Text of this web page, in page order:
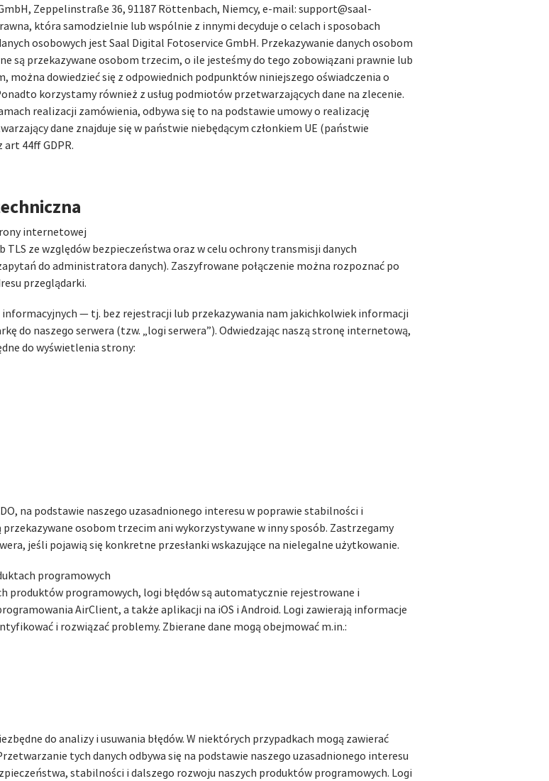
Zeppelinstraße 36, 91187 Röttenbach, Niemcy, e-mail: support@saal-
która samodzielnie lub wspólnie z innymi decyduje o celach i sposobach
osobowych jest Saal Digital Fotoservice GmbH. Przekazywanie danych osobom
są przekazywane osobom trzecim, o ile jesteśmy do tego zobowiązani prawnie lub
można dowiedzieć się z odpowiednich podpunktów niniejszego oświadczenia o
korzystamy również z usług podmiotów przetwarzających dane na zlecenie.
realizacji zamówienia, odbywa się to na podstawie umowy o realizację
dane znajduje się w państwie niebędącym członkiem UE (państwie
44ff GDPR.
internetowej
ze względów bezpieczeństwa oraz w celu ochrony transmisji danych
do administratora danych). Zaszyfrowane połączenie można rozpoznać po
przeglądarki.
informacyjnych — tj. bez rejestracji lub przekazywania nam jakichkolwiek informacji
do naszego serwera (tzw. „logi serwera”). Odwiedzając naszą stronę internetową,
do wyświetlenia strony:
na podstawie naszego uzasadnionego interesu w poprawie stabilności i
osobom trzecim ani wykorzystywane w inny sposób. Zastrzegamy
jeśli pojawią się konkretne przesłanki wskazujące na nielegalne użytkowanie.
programowych
produktów programowych, logi błędów są automatycznie rejestrowane i
AirClient, a także aplikacji na iOS i Android. Logi zawierają informacje
i rozwiązać problemy. Zbierane dane mogą obejmować m.in.:
do analizy i usuwania błędów. W niektórych przypadkach mogą zawierać
tych danych odbywa się na podstawie naszego uzasadnionego interesu
stabilności i dalszego rozwoju naszych produktów programowych. Logi